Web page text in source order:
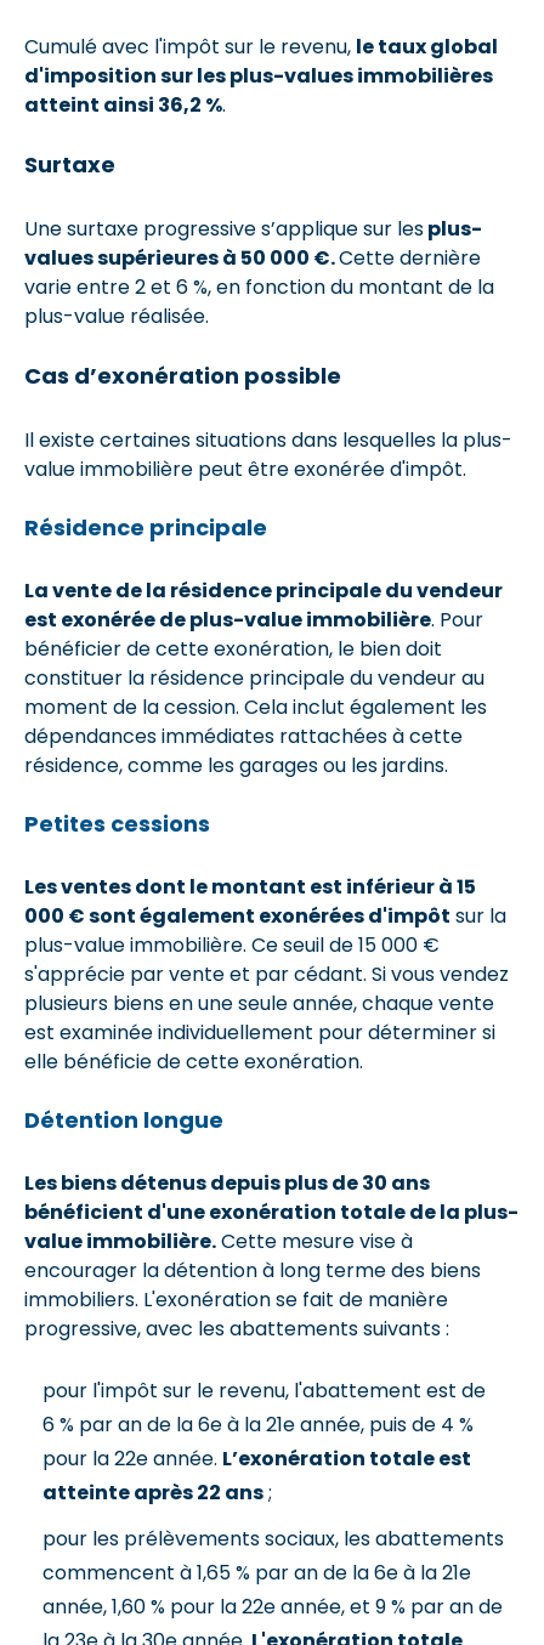
Cumulé avec l'impôt sur le revenu, le taux global
d'imposition sur les plus-values immobilières
atteint ainsi 36,2 %.
Surtaxe
Une surtaxe progressive s’applique sur lesplus-
values supérieures à 50 000 €.Cette dernière
varie entre 2 et 6 %, en fonction du montant de la
plus-value réalisée.
Cas d’exonération possible
Il existe certaines situations dans lesquelles la plus-
value immobilière peut être exonérée d'impôt.
Résidence principale
La vente de la résidence principale du vendeur
est exonérée de plus-value immobilière. Pour
bénéficier de cette exonération, le bien doit
constituer la résidence principale du vendeur au
moment de la cession. Cela inclut également les
dépendances immédiates rattachées à cette
résidence, comme les garages ou les jardins.
Petites cessions
Les ventes dont le montant est inférieur à 15
000 € sont également exonérées d'impôt sur la
plus-value immobilière. Ce seuil de 15 000 €
s'apprécie par vente et par cédant. Si vous vendez
plusieurs biens en une seule année, chaque vente
est examinée individuellement pour déterminer si
elle bénéficie de cette exonération.
Détention longue
Les biens détenus depuis plus de 30 ans
bénéficient d'une exonération totale de la plus-
value immobilière.Cette mesure vise à
encourager la détention à long terme des biens
immobiliers. L'exonération se fait de manière
progressive, avec les abattements suivants :
pour l'impôt sur le revenu, l'abattement est de
6 % par an de la 6e à la 21e année, puis de 4 %
pour la 22e année. L’exonération totale est
atteinte après 22 ans;
pour les prélèvements sociaux, les abattements
commencent à 1,65 % par an de la 6e à la 21e
année, 1,60 % pour la 22e année, et 9 % par an de